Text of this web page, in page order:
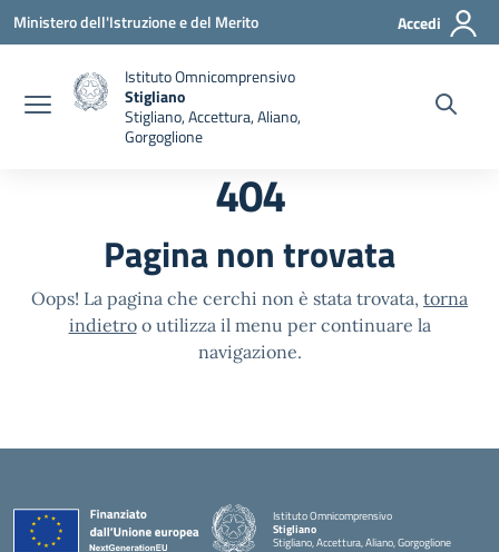
Vai ai contenuti
Vai al menu di navigazione
Vai al footer
Ministero dell'Istruzione e del Merito Accedi
Istituto Omnicomprensivo
Stigliano
Stigliano, Accettura, Aliano,
Gorgoglione
404
Pagina non trovata
Oops! La pagina che cerchi non è stata trovata, torna
indietroo utilizza il menu per continuare la
navigazione.
Istituto Omnicomprensivo
Stigliano
Stigliano, Accettura, Aliano, Gorgoglione